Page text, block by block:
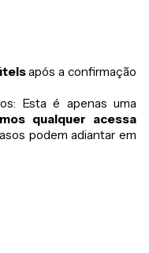
após a confirmação
Esta é apenas uma
qualquer acessa
podem adiantar em